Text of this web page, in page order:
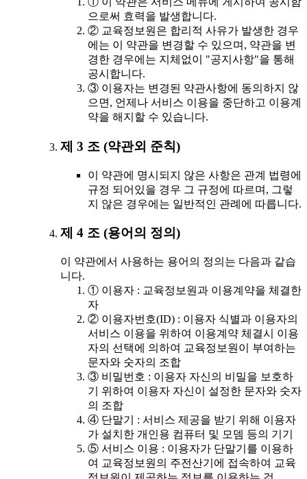
으로써 효력을 발생합니다.
② 교육정보원은 합리적 사유가 발생한 경우
에는 이 약관을 변경할 수 있으며, 약관을 변
경한 경우에는 지체없이 "공지사항"을 통해
공시합니다.
③ 이용자는 변경된 약관사항에 동의하지 않
으면, 언제나 서비스 이용을 중단하고 이용계
약을 해지할 수 있습니다.
제 3 조 (약관외 준칙)
이 약관에 명시되지 않은 사항은 관계 법령에
규정 되어있을 경우 그 규정에 따르며, 그렇
지 않은 경우에는 일반적인 관례에 따릅니다.
제 4 조 (용어의 정의)
이 약관에서 사용하는 용어의 정의는 다음과 같습
니다.
① 이용자 : 교육정보원과 이용계약을 체결한
자
② 이용자번호(ID) : 이용자 식별과 이용자의
서비스 이용을 위하여 이용계약 체결시 이용
자의 선택에 의하여 교육정보원이 부여하는
문자와 숫자의 조합
③ 비밀번호 : 이용자 자신의 비밀을 보호하
기 위하여 이용자 자신이 설정한 문자와 숫자
의 조합
④ 단말기 : 서비스 제공을 받기 위해 이용자
가 설치한 개인용 컴퓨터 및 모뎀 등의 기기
⑤ 서비스 이용 : 이용자가 단말기를 이용하
여 교육정보원의 주전산기에 접속하여 교육